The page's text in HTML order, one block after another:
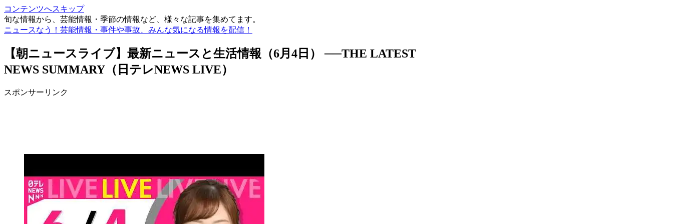
コンテンツへスキップ
旬な情報から、芸能情報・季節の情報など、様々な記事を集めてます。
ニュースなう！芸能情報・事件や事故、みんな気になる情報を配信！
【朝ニュースライブ】最新ニュースと生活情報（6月4日） ──THE LATEST
NEWS SUMMARY（日テレNEWS LIVE）
スポンサーリンク